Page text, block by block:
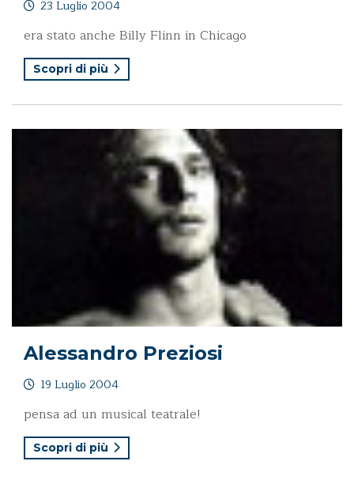
23 Luglio 2004
era stato anche Billy Flinn in Chicago
Scopri di più
Alessandro Preziosi
19 Luglio 2004
pensa ad un musical teatrale!
Scopri di più